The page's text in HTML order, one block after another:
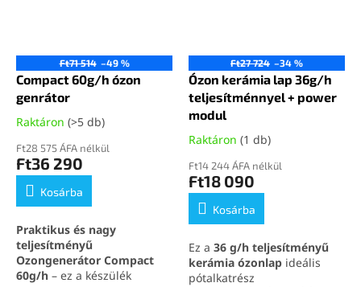
egységekbe egyaránt.
Ft71 514 –49 %
Compact 60g/h ózon
genrátor
Raktáron (>5 db)
Ft28 575 ÁFA nélkül
Ft36 290
Kosárba
Praktikus és nagy
teljesítményű
Ozongenerátor Compact
60g/h – ez a készülék
Ft27 724 –34 %
Ózon kerámia lap 36g/h
teljesítménnyel + power
modul
Raktáron (1 db)
Ft14 244 ÁFA nélkül
Ft18 090
Kosárba
Ez a 36 g/h teljesítményű
kerámia ózonlap ideális
pótalkatrész